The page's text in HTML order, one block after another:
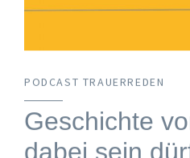
PODCAST TRAUERREDEN
Geschichte
dabei sein